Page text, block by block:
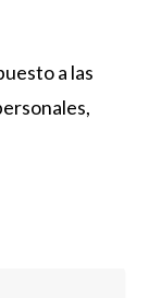
a las
,